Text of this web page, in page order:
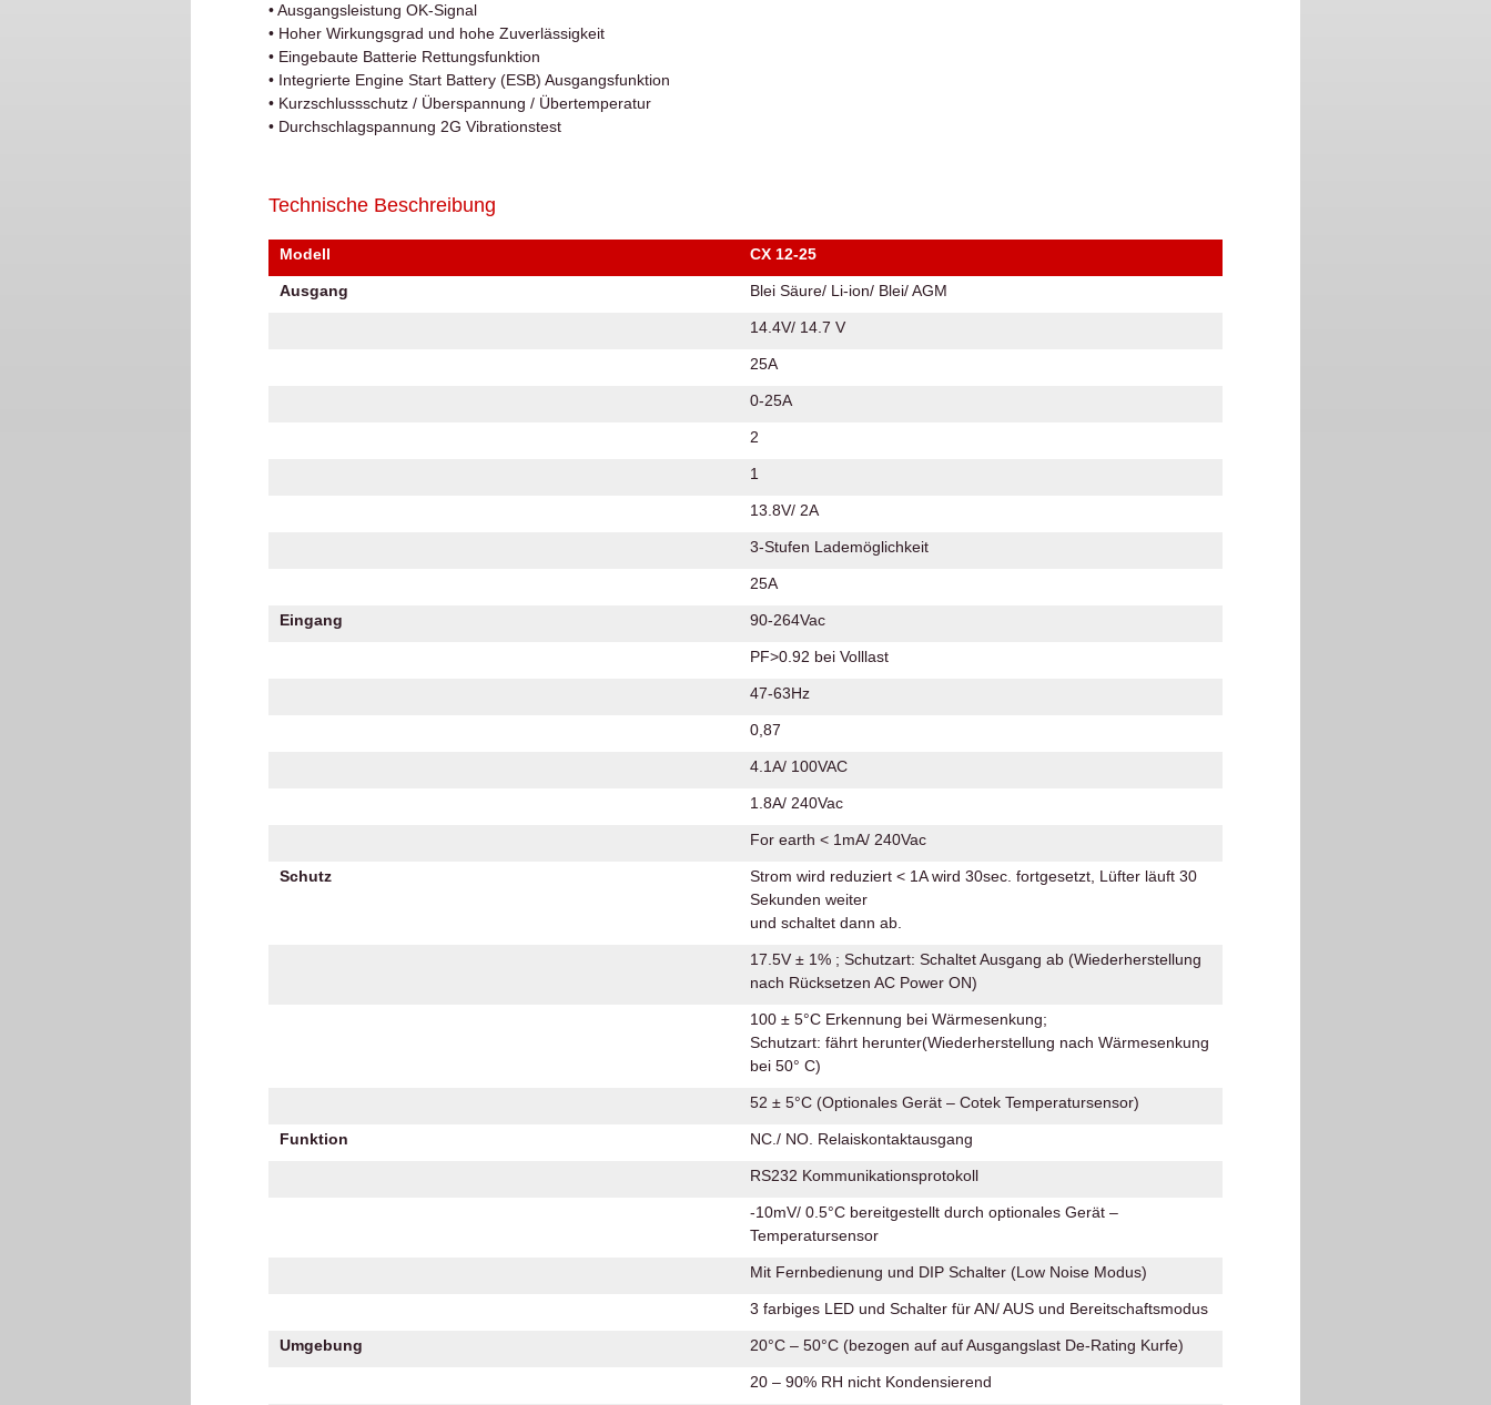
• Ausgangsleistung OK-Signal
• Hoher Wirkungsgrad und hohe Zuverlässigkeit
• Eingebaute Batterie Rettungsfunktion
• Integrierte Engine Start Battery (ESB) Ausgangsfunktion
• Kurzschlussschutz / Überspannung / Übertemperatur
• Durchschlagspannung 2G Vibrationstest
Technische Beschreibung
Modell CX 12-25
Ausgang Blei Säure/ Li-ion/ Blei/ AGM
14.4V/ 14.7 V
25A
0-25A
2
1
13.8V/ 2A
3-Stufen Lademöglichkeit
25A
Eingang 90-264Vac
PF>0.92 bei Volllast
47-63Hz
0,87
4.1A/ 100VAC
1.8A/ 240Vac
For earth < 1mA/ 240Vac
Schutz
Strom wird reduziert < 1A wird 30sec. fortgesetzt, Lüfter läuft 30
Sekunden weiter
und schaltet dann ab.
17.5V ± 1% ; Schutzart: Schaltet Ausgang ab (Wiederherstellung
nach Rücksetzen AC Power ON)
100 ± 5°C Erkennung bei Wärmesenkung;
Schutzart: fährt herunter(Wiederherstellung nach Wärmesenkung
bei 50° C)
52 ± 5°C (Optionales Gerät – Cotek Temperatursensor)
Funktion NC./ NO. Relaiskontaktausgang
RS232 Kommunikationsprotokoll
-10mV/ 0.5°C bereitgestellt durch optionales Gerät –
Temperatursensor
Mit Fernbedienung und DIP Schalter (Low Noise Modus)
3 farbiges LED und Schalter für AN/ AUS und Bereitschaftsmodus
Umgebung 20°C – 50°C (bezogen auf auf Ausgangslast De-Rating Kurfe)
20 – 90% RH nicht Kondensierend